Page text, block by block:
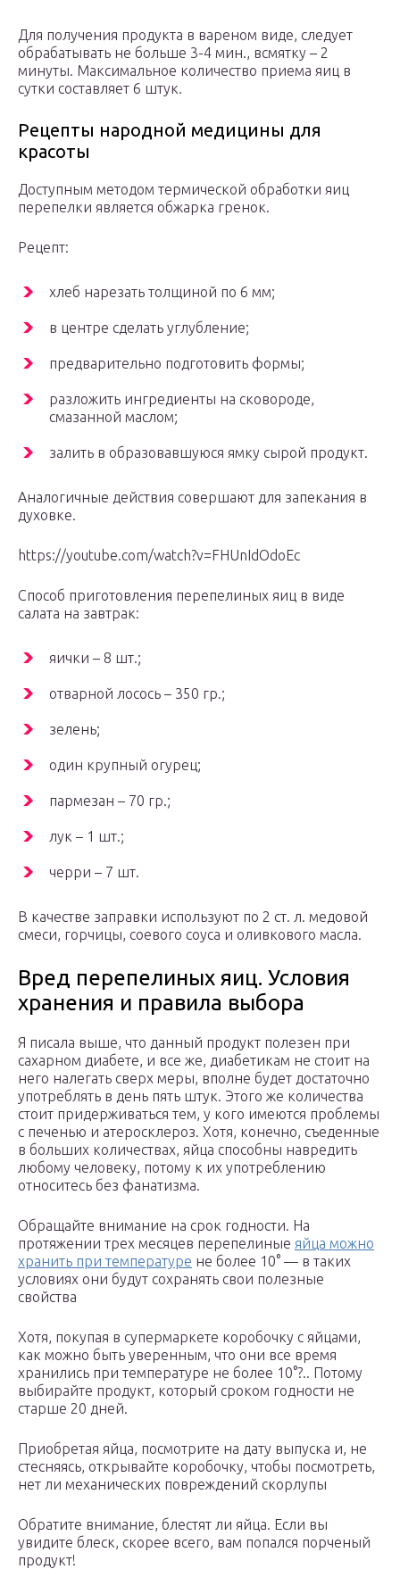
Для получения продукта в вареном виде, следует
обрабатывать не больше 3-4 мин., всмятку – 2
минуты. Максимальное количество приема яиц в
сутки составляет 6 штук.
Рецепты народной медицины для
красоты
Доступным методом термической обработки яиц
перепелки является обжарка гренок.
Рецепт:
хлеб нарезать толщиной по 6 мм;
в центре сделать углубление;
предварительно подготовить формы;
разложить ингредиенты на сковороде,
смазанной маслом;
залить в образовавшуюся ямку сырой продукт.
Аналогичные действия совершают для запекания в
духовке.
https://youtube.com/watch?v=FHUnIdOdoEc
Способ приготовления перепелиных яиц в виде
салата на завтрак:
яички – 8 шт.;
отварной лосось – 350 гр.;
зелень;
один крупный огурец;
пармезан – 70 гр.;
лук – 1 шт.;
черри – 7 шт.
В качестве заправки используют по 2 ст. л. медовой
смеси, горчицы, соевого соуса и оливкового масла.
Вред перепелиных яиц. Условия
хранения и правила выбора
Я писала выше, что данный продукт полезен при
сахарном диабете, и все же, диабетикам не стоит на
него налегать сверх меры, вполне будет достаточно
употреблять в день пять штук. Этого же количества
стоит придерживаться тем, у кого имеются проблемы
с печенью и атеросклероз. Хотя, конечно, съеденные
в больших количествах, яйца способны навредить
любому человеку, потому к их употреблению
относитесь без фанатизма.
Обращайте внимание на срок годности. На
протяжении трех месяцев перепелиные яйца можно
хранить при температуре не более 10° — в таких
условиях они будут сохранять свои полезные
свойства
Хотя, покупая в супермаркете коробочку с яйцами,
как можно быть уверенным, что они все время
хранились при температуре не более 10°?.. Потому
выбирайте продукт, который сроком годности не
старше 20 дней.
Приобретая яйца, посмотрите на дату выпуска и, не
стесняясь, открывайте коробочку, чтобы посмотреть,
нет ли механических повреждений скорлупы
Обратите внимание, блестят ли яйца. Если вы
увидите блеск, скорее всего, вам попался порченый
продукт!